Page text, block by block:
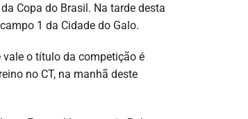
Copa do Brasil. Na tarde desta
1 da Cidade do Galo.
vale o título da competição é
no CT, na manhã deste